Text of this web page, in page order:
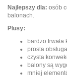
Najlepszy dla: osób
balonach.
Plusy:
bardzo trwała
prosta
czysta
balony są
mniej